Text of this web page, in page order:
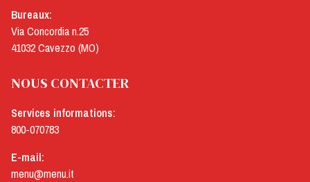
Bureaux:
Via Concordia n.25
41032 Cavezzo (MO)
NOUS CONTACTER
Services informations:
800-070783
E-mail:
menu@menu.it